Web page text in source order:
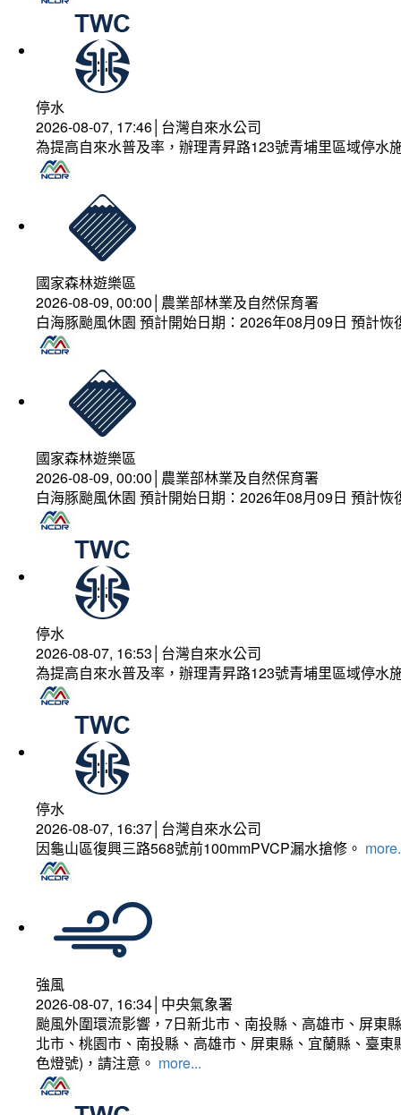
停水
2026-08-07, 17:46│台灣自來水公司
為提高自來水普及率，辦理青昇路123號青埔里區域停水
國家森林遊樂區
2026-08-09, 00:00│農業部林業及自然保育署
白海豚颱風休園 預計開始日期：2026年08月09日 預計
國家森林遊樂區
2026-08-09, 00:00│農業部林業及自然保育署
白海豚颱風休園 預計開始日期：2026年08月09日 預計
停水
2026-08-07, 16:53│台灣自來水公司
為提高自來水普及率，辦理青昇路123號青埔里區域停水
停水
2026-08-07, 16:37│台灣自來水公司
因龜山區復興三路568號前100mmPVCP漏水搶修。
強風
2026-08-07, 16:34│中央氣象署
颱風外圍環流影響，7日新北市、南投縣、高雄市、屏東
北市、桃園市、南投縣、高雄市、屏東縣、宜蘭縣、臺
色燈號)，請注意。 more...